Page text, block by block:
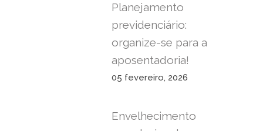
Planejamento
previdenciário:
organize-se para a
aposentadoria!
05 fevereiro, 2026
Envelhecimento